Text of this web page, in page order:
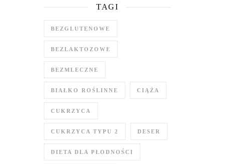
TAGI
BEZGLUTENOWE
BEZLAKTOZOWE
BEZMLECZNE
BIAŁKO ROŚLINNE CIĄŻA
CUKRZYCA
CUKRZYCA TYPU 2 DESER
DIETA DLA PŁODNOŚCI